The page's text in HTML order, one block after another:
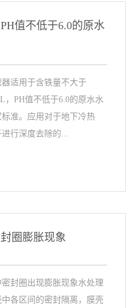
值不低于6.0的原水
适用于含铁量不大于
，PH值不低于6.0的原水水
准。应用对于地下冷热
行深度去除的...
圈膨胀现象
封圈出现膨胀现象水处理
各区间的密封隔离，膜壳